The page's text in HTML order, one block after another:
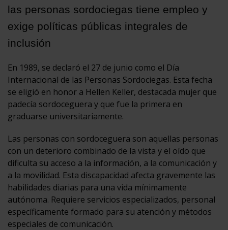
las personas sordociegas tiene empleo y
exige políticas públicas integrales de
inclusión
En 1989, se declaró el 27 de junio como el Día
Internacional de las Personas Sordociegas. Esta fecha
se eligió en honor a Hellen Keller, destacada mujer que
padecía sordoceguera y que fue la primera en
graduarse universitariamente.
Las personas con sordoceguera son aquellas personas
con un deterioro combinado de la vista y el oído que
dificulta su acceso a la información, a la comunicación y
a la movilidad. Esta discapacidad afecta gravemente las
habilidades diarias para una vida mínimamente
autónoma. Requiere servicios especializados, personal
específicamente formado para su atención y métodos
especiales de comunicación.